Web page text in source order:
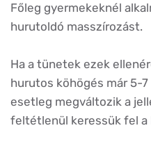
Főleg gyermekeknél
hurutoldó masszírozást.
Ha a tünetek ezek
hurutos köhögés már 5-
esetleg megváltozik a
feltétlenül keressük fel a